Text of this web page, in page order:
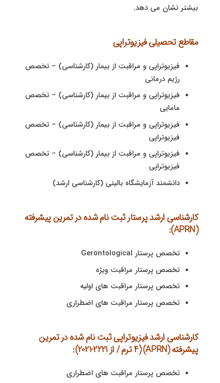
بیشتر نشان می دهد.
مقاطع تحصیلی فیزیوتراپی
فیزیوتراپی و مراقبت از بیمار (کارشناسی) – تخصص
رژیم درمانی
فیزیوتراپی و مراقبت از بیمار (کارشناسی) – تخصص
مامایی
فیزیوتراپی و مراقبت از بیمار (کارشناسی) – تخصص
فیزیوتراپی
فیزیوتراپی و مراقبت از بیمار (کارشناسی) – تخصص
فیزیوتراپی
دانشمند آزمایشگاه بالینی (کارشناسی ارشد)
کارشناسی ارشد پرستار ثبت نام شده در تمرین پیشرفته
(APRN):
تخصص پرستار Gerontological
تخصص پرستار مراقبت ویژه
تخصص پرستار مراقبت های اولیه
تخصص پرستار مراقبت های اضطراری
کارشناسی ارشد فیزیوتراپی ثبت نام شده در تمرین
پیشرفته (APRN) (4 ترم / از 2221-2021):
تخصص پرستار مراقبت های اضطراری